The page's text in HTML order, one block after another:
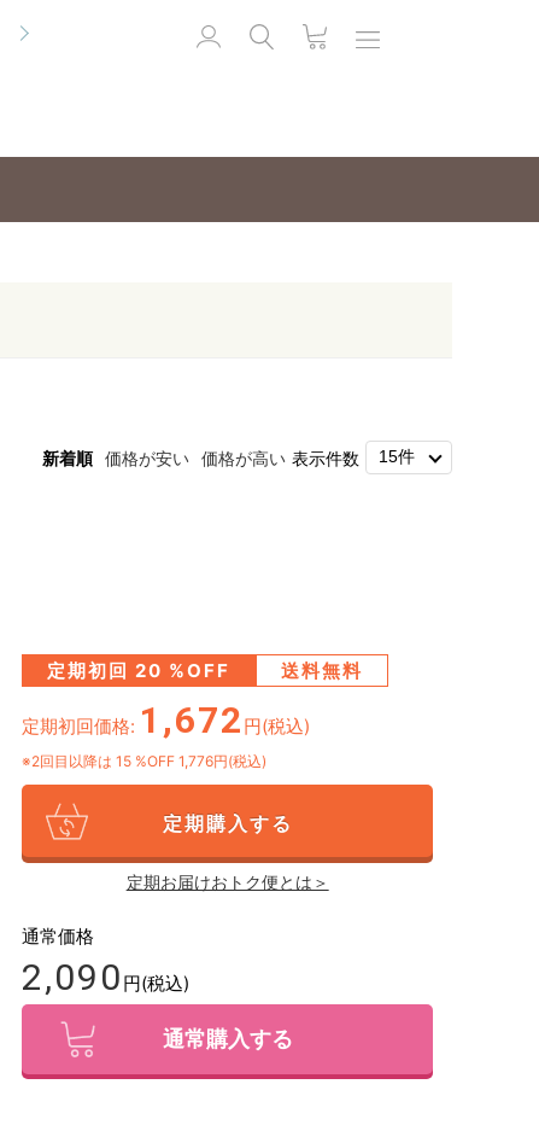
新着順 価格が安い 価格が高い 表示件数
定期初回 20 %OFF 送料無料
定期初回価格: 1,672 円(税込)
※2回目以降は 15 %OFF 1,776円(税込)
定期購入する
定期お届けおトク便とは＞
通常価格
2,090 円(税込)
通常購入する